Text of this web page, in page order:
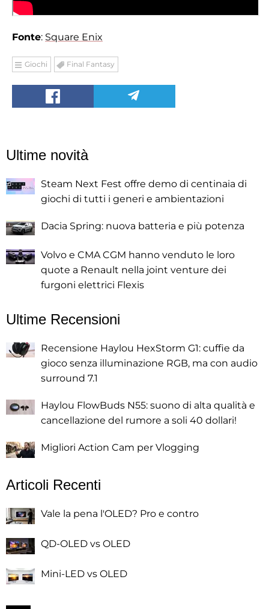
Fonte: Square Enix
Giochi Final Fantasy
Ultime novità
Steam Next Fest offre demo di centinaia di
giochi di tutti i generi e ambientazioni
Dacia Spring: nuova batteria e più potenza
Volvo e CMA CGM hanno venduto le loro
quote a Renault nella joint venture dei
furgoni elettrici Flexis
Ultime Recensioni
Recensione Haylou HexStorm G1: cuffie da
gioco senza illuminazione RGB, ma con audio
surround 7.1
Haylou FlowBuds N55: suono di alta qualità e
cancellazione del rumore a soli 40 dollari!
Migliori Action Cam per Vlogging
Articoli Recenti
Vale la pena l'OLED? Pro e contro
QD-OLED vs OLED
Mini-LED vs OLED